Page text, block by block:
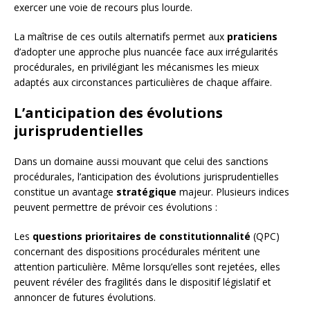
exercer une voie de recours plus lourde.
La maîtrise de ces outils alternatifs permet aux praticiens
d’adopter une approche plus nuancée face aux irrégularités
procédurales, en privilégiant les mécanismes les mieux
adaptés aux circonstances particulières de chaque affaire.
L’anticipation des évolutions
jurisprudentielles
Dans un domaine aussi mouvant que celui des sanctions
procédurales, l’anticipation des évolutions jurisprudentielles
constitue un avantage stratégique majeur. Plusieurs indices
peuvent permettre de prévoir ces évolutions :
Les questions prioritaires de constitutionnalité (QPC)
concernant des dispositions procédurales méritent une
attention particulière. Même lorsqu’elles sont rejetées, elles
peuvent révéler des fragilités dans le dispositif législatif et
annoncer de futures évolutions.